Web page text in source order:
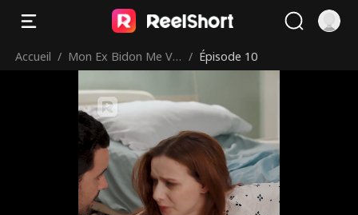
Accueil / Mon Ex Bidon Me Ve
/ Épisode 10